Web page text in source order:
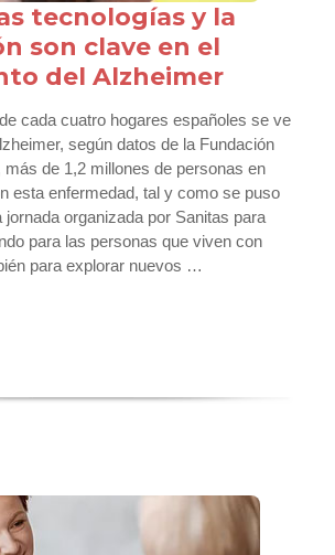
tecnologías y la
son clave en el
del Alzheimer
cada cuatro hogares españoles se ve
según datos de la Fundación
más de 1,2 millones de personas en
esta enfermedad, tal y como se puso
jornada organizada por Sanitas para
para las personas que viven con
para explorar nuevos …